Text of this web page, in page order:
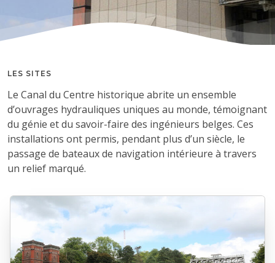
LES SITES
Le Canal du Centre historique abrite un ensemble
d’ouvrages hydrauliques uniques au monde, témoignant
du génie et du savoir-faire des ingénieurs belges. Ces
installations ont permis, pendant plus d’un siècle, le
passage de bateaux de navigation intérieure à travers
un relief marqué.